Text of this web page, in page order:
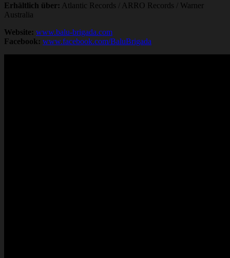
Erhältlich über: Atlantic Records / ARRO Records / Warner
Australia
Website: www.balu-brigada.com
Facebook: www.facebook.com/BaluBrigada